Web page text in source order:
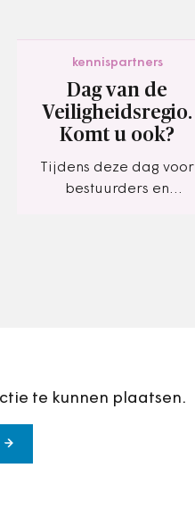
kennispartners
Dag van de
Veiligheidsregio.
Komt u ook?
Tijdens deze dag voor
bestuurders en
te kunnen plaatsen.